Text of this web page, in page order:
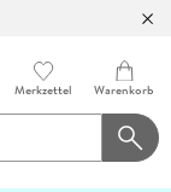
Merkzettel Warenkorb